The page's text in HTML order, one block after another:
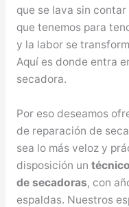
que se lava sin
que tenemos para
y la labor se
Aquí es donde entra
secadora.
Por eso deseamos
de reparación de
sea lo más veloz y
disposición un
de secadoras, con
espaldas. Nuestros